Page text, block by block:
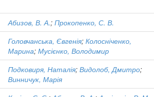
Абизов, В. А.;Прокопенко, С. В.
Головчанська, Євгенія;Колосніченко,
Марина;Мусієнко, Володимир
Подковиря, Наталія;Видолоб, Дмитро;
Винничук, Марія